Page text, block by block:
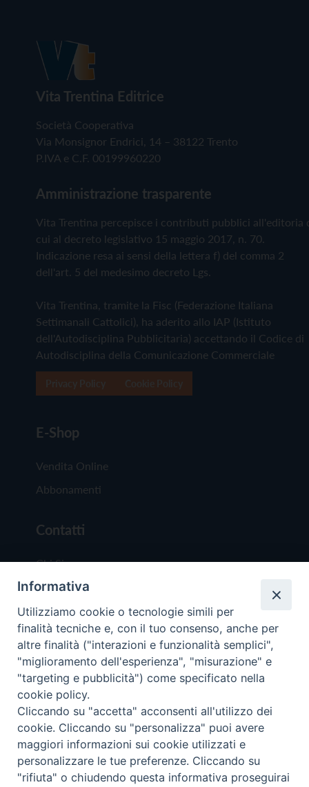
Vita Trentina Editrice
Società Cooperativa
Via Monsignor Endrici, 14 – 38122 Trento
P.IVA e C.F. 00199960220
Amministrazione trasparente
Vita Trentina percepisce i contributi pubblici all'editoria
cui al decreto legislativo 15 maggio 2017, n. 70.
Indicazione resa ai sensi della lettera f) del comma 2
dell'art. 5 del medesimo decreto Lgs.
Vita Trentina, tramite la Fisc (Federazione Italiana
Settimanali Cattolici), ha aderito allo IAP (Istituto
dell'Autodisciplina Pubblicitaria) accettando il Codice di
Autodisciplina della Comunicazione Commerciale
E-Shop
Vendita Online
Abbonamenti
Contatti
Chi Siamo
Redazione
Scrivici
Copyright © 2019 - Tutti i diritti riservati - Vita
Trentina Editrice
Privacy Policy
Torna
Informativa
Utilizziamo cookie o tecnologie simili per
finalità tecniche e, con il tuo consenso, anche per
altre finalità ("interazioni e funzionalità semplici",
"miglioramento dell'esperienza", "misurazione" e
"targeting e pubblicità") come specificato nella
cookie policy.
Cliccando su "accetta" acconsenti all'utilizzo dei
cookie. Cliccando su "personalizza" puoi avere
maggiori informazioni sui cookie utilizzati e
personalizzare le tue preferenze. Cliccando su
"rifiuta" o chiudendo questa informativa proseguirai